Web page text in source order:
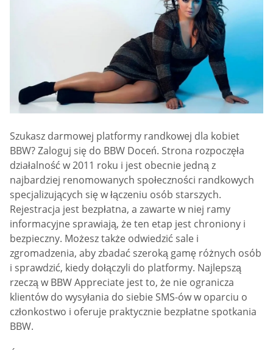
Szukasz darmowej platformy randkowej dla kobiet
BBW? Zaloguj się do BBW Doceń. Strona rozpoczęła
działalność w 2011 roku i jest obecnie jedną z
najbardziej renomowanych społeczności randkowych
specjalizujących się w łączeniu osób starszych.
Rejestracja jest bezpłatna, a zawarte w niej ramy
informacyjne sprawiają, że ten etap jest chroniony i
bezpieczny. Możesz także odwiedzić sale i
zgromadzenia, aby zbadać szeroką gamę różnych osób
i sprawdzić, kiedy dołączyli do platformy. Najlepszą
rzeczą w BBW Appreciate jest to, że nie ogranicza
klientów do wysyłania do siebie SMS-ów w oparciu o
członkostwo i oferuje praktycznie bezpłatne spotkania
BBW.